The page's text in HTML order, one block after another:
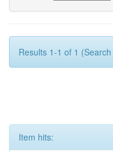
Results 1-1 of 1
Item hits: